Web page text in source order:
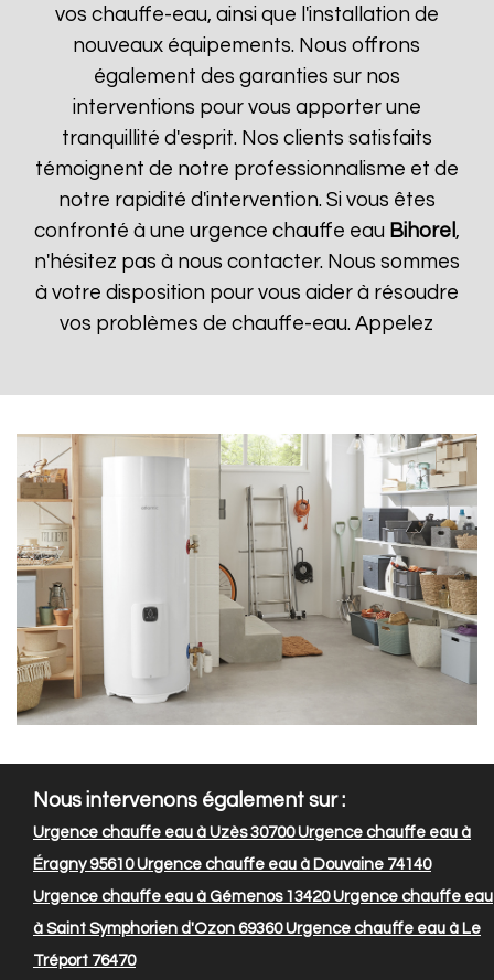
vos chauffe-eau, ainsi que l'installation de
nouveaux équipements. Nous offrons
également des garanties sur nos
interventions pour vous apporter une
tranquillité d'esprit. Nos clients satisfaits
témoignent de notre professionnalisme et de
notre rapidité d'intervention. Si vous êtes
confronté à une urgence chauffe eau Bihorel ,
n'hésitez pas à nous contacter. Nous sommes
à votre disposition pour vous aider à résoudre
vos problèmes de chauffe-eau. Appelez
Nous intervenons également sur :
Urgence chauffe eau à Uzès 30700Urgence chauffe eau à
Éragny 95610Urgence chauffe eau à Douvaine 74140
Urgence chauffe eau à Gémenos 13420Urgence chauffe eau
à Saint Symphorien d'Ozon 69360Urgence chauffe eau à Le
Tréport 76470